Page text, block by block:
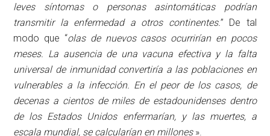
leves síntomas o personas asintomáticas podrían
transmitir la enfermedad a otros continentes.” De tal
modo que “olas de nuevos casos ocurrirían en pocos
meses. La ausencia de una vacuna efectiva y la falta
universal de inmunidadconvertiría a las poblaciones en
vulnerables a la infección. En el peor de los casos, de
decenas a cientos de miles de estadounidenses dentro
de los Estados Unidos enfermarían, y las muertes, a
escala mundial, se calcularían en millones ».